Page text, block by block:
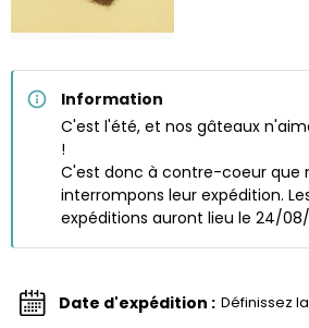
Information
C'est l'été, et nos gâteaux
!
C'est donc à contre-coeur que
interrompons leur expédition.
expéditions auront lieu le 24/
Date d'expédition : Définissez